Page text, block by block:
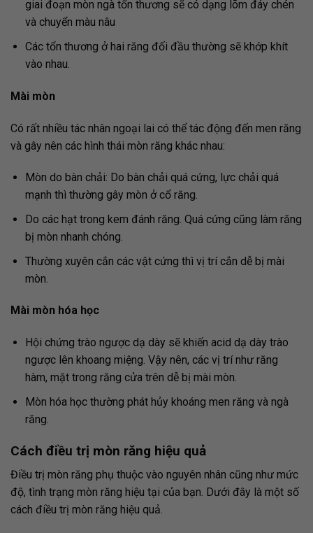
giai đoạn mòn ngà tổn thương sẽ có dạng lõm đáy chén
và chuyển màu nâu
Các tổn thương ở hai răng đối đầu thường sẽ khớp khít
vào nhau.
Mài mòn
Có rất nhiều tác nhân ngoại lai có thể tác động đến men răng
và gây nên các hình thái mòn răng khác nhau:
Mòn do bàn chải: Do bàn chải quá cứng, lực chải quá
mạnh thì thường gây mòn ở cổ răng.
Do các hạt trong kem đánh răng. Quá cứng cũng làm răng
bị mòn nhanh chóng.
Thường xuyên cắn các vật cứng thì vị trí cắn dễ bị mài
mòn.
Mài mòn hóa học
Hội chứng trào ngược dạ dày sẽ khiến acid dạ dày trào
ngược lên khoang miệng. Vậy nên, các vị trí như răng
hàm, mặt trong răng cửa trên dễ bị mài mòn.
Mòn hóa học thường phát hủy khoáng men răng và ngà
răng.
Cách điều trị mòn răng hiệu quả
Điều trị mòn răng phụ thuộc vào nguyên nhân cũng như mức
độ, tình trạng mòn răng hiệu tại của bạn. Dưới đây là một số
cách điều trị mòn răng hiệu quả.